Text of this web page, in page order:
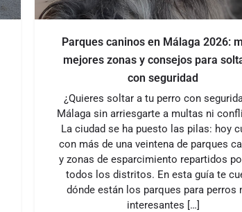
Parques caninos en Málaga 2026:
mejores zonas y consejos para
con seguridad
¿Quieres soltar a tu perro con
Málaga sin arriesgarte a multas ni
La ciudad se ha puesto las pilas: hoy
con más de una veintena de parques
y zonas de esparcimiento repartidos
todos los distritos. En esta guía te
dónde están los parques para perros
interesantes […]